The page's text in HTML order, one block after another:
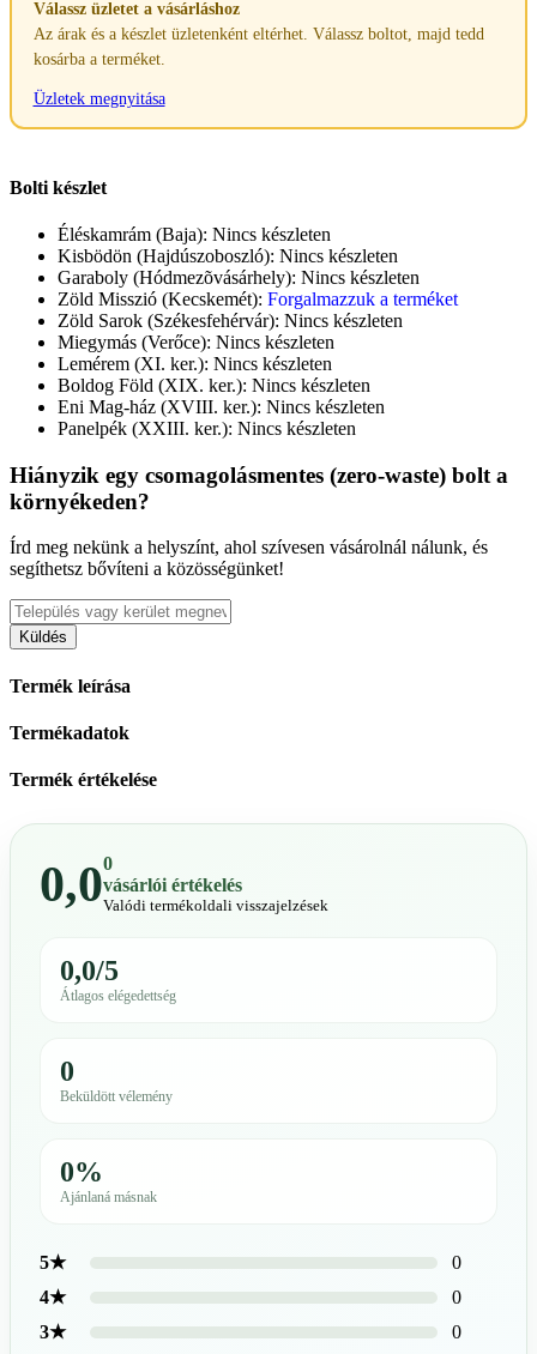
Válassz üzletet a vásárláshoz
Az árak és a készlet üzletenként eltérhet. Válassz boltot, majd tedd
kosárba a terméket.
Üzletek megnyitása
Bolti készlet
Éléskamrám (Baja): Nincs készleten
Kisbödön (Hajdúszoboszló): Nincs készleten
Garaboly (Hódmezõvásárhely): Nincs készleten
Zöld Misszió (Kecskemét): Forgalmazzuk a terméket
Zöld Sarok (Székesfehérvár): Nincs készleten
Miegymás (Verőce): Nincs készleten
Lemérem (XI. ker.): Nincs készleten
Boldog Föld (XIX. ker.): Nincs készleten
Eni Mag-ház (XVIII. ker.): Nincs készleten
Panelpék (XXIII. ker.): Nincs készleten
Hiányzik egy csomagolásmentes (zero-waste) bolt a
környékeden?
Írd meg nekünk a helyszínt, ahol szívesen vásárolnál nálunk, és
segíthetsz bővíteni a közösségünket!
Küldés
Termék leírása
Termékadatok
Termék értékelése
0,00
vásárlói értékelés
Valódi termékoldali visszajelzések
0,0/5
Átlagos elégedettség
0
Beküldött vélemény
0%
Ajánlaná másnak
5★
0
4★
0
3★
0